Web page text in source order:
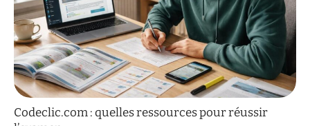
Codeclic.com : quelles ressources pour réussir